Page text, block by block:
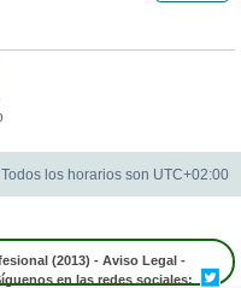
Todos los horarios son UTC+02:00
(2013) - Aviso Legal -
en las redes sociales: